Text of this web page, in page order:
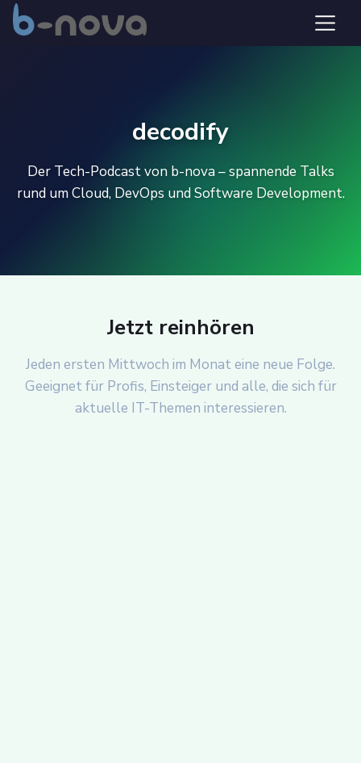
decodify
Der Tech-Podcast von b-nova – spannende Talks
rund um Cloud, DevOps und Software Development.
Jetzt reinhören
Jeden ersten Mittwoch im Monat eine neue Folge.
Geeignet für Profis, Einsteiger und alle, die sich für
aktuelle IT-Themen interessieren.